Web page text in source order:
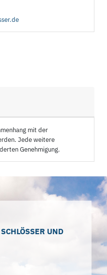
mit der
Jede weitere
Genehmigung.
UND